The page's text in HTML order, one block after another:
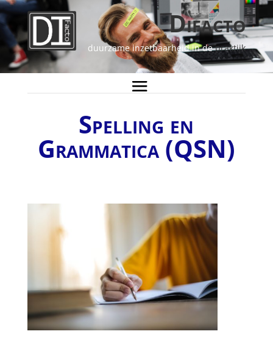
Difacto
duurzame inzetbaarheid in de praktijk
Spelling en
Grammatica (QSN)